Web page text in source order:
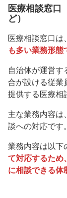
医療相談窓口
ど）
医療相談窓口は、
も多い業務形態
自治体が運営
合が設ける従業
提供する医療相
主な業務内容
談への対応です。
業務内容は以下
て対応するため
に相談できる体